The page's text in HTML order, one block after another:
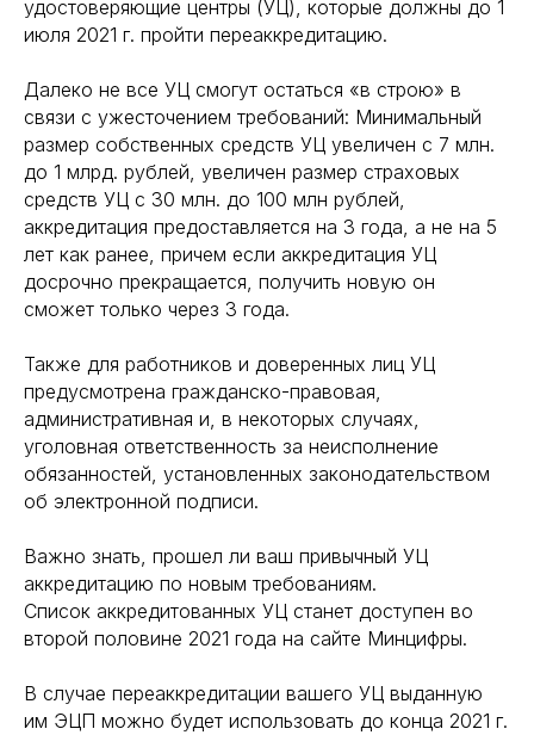
удостоверяющие центры (УЦ), которые должны до 1
июля 2021 г. пройти переаккредитацию.
Далеко не все УЦ смогут остаться «в строю» в
связи с ужесточением требований: Минимальный
размер собственных средств УЦ увеличен с 7 млн.
до 1 млрд. рублей, увеличен размер страховых
средств УЦ с 30 млн. до 100 млн рублей,
аккредитация предоставляется на 3 года, а не на 5
лет как ранее, причем если аккредитация УЦ
досрочно прекращается, получить новую он
сможет только через 3 года.
Также для работников и доверенных лиц УЦ
предусмотрена гражданско-правовая,
административная и, в некоторых случаях,
уголовная ответственность за неисполнение
обязанностей, установленных законодательством
об электронной подписи.
Важно знать, прошел ли ваш привычный УЦ
аккредитацию по новым требованиям.
Список аккредитованных УЦ станет доступен во
второй половине 2021 года на сайте Минцифры.
В случае переаккредитации вашего УЦ выданную
им ЭЦП можно будет использовать до конца 2021 г.